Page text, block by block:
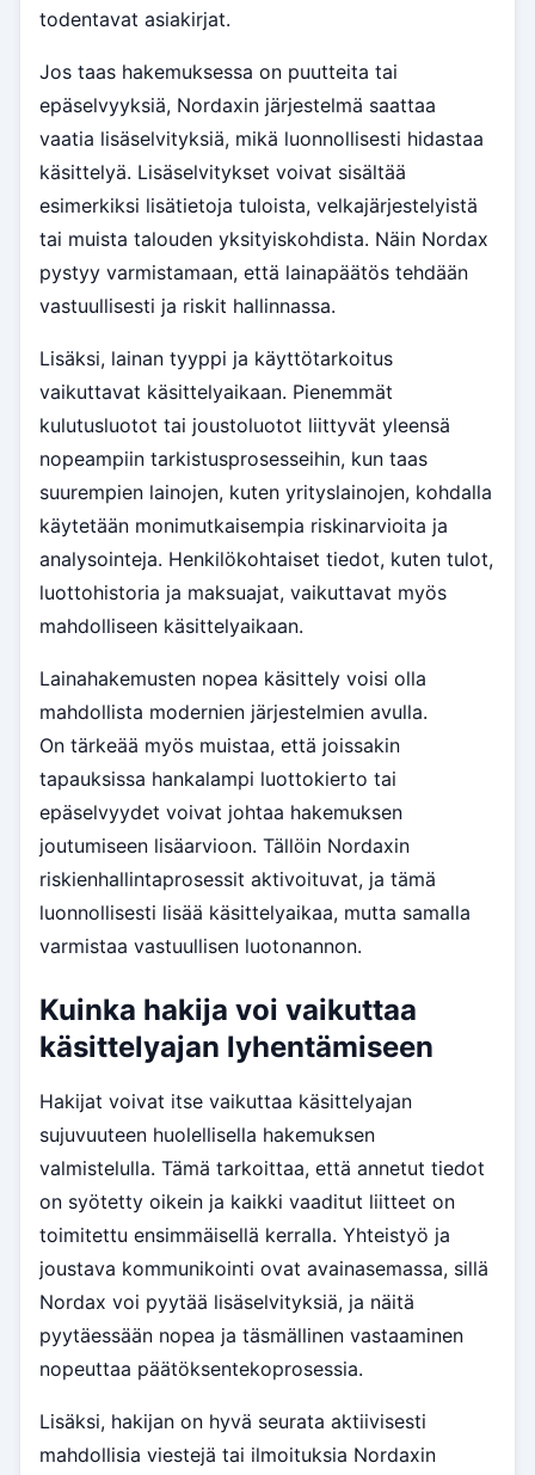
todentavat asiakirjat.
Jos taas hakemuksessa on puutteita tai
epäselvyyksiä, Nordaxin järjestelmä saattaa
vaatia lisäselvityksiä, mikä luonnollisesti hidastaa
käsittelyä. Lisäselvitykset voivat sisältää
esimerkiksi lisätietoja tuloista, velkajärjestelyistä
tai muista talouden yksityiskohdista. Näin Nordax
pystyy varmistamaan, että lainapäätös tehdään
vastuullisesti ja riskit hallinnassa.
Lisäksi, lainan tyyppi ja käyttötarkoitus
vaikuttavat käsittelyaikaan. Pienemmät
kulutusluotot tai joustoluotot liittyvät yleensä
nopeampiin tarkistusprosesseihin, kun taas
suurempien lainojen, kuten yrityslainojen, kohdalla
käytetään monimutkaisempia riskinarvioita ja
analysointeja. Henkilökohtaiset tiedot, kuten tulot,
luottohistoria ja maksuajat, vaikuttavat myös
mahdolliseen käsittelyaikaan.
Lainahakemusten nopea käsittely voisi olla
mahdollista modernien järjestelmien avulla.
On tärkeää myös muistaa, että joissakin
tapauksissa hankalampi luottokierto tai
epäselvyydet voivat johtaa hakemuksen
joutumiseen lisäarvioon. Tällöin Nordaxin
riskienhallintaprosessit aktivoituvat, ja tämä
luonnollisesti lisää käsittelyaikaa, mutta samalla
varmistaa vastuullisen luotonannon.
Kuinka hakija voi vaikuttaa
käsittelyajan lyhentämiseen
Hakijat voivat itse vaikuttaa käsittelyajan
sujuvuuteen huolellisella hakemuksen
valmistelulla. Tämä tarkoittaa, että annetut tiedot
on syötetty oikein ja kaikki vaaditut liitteet on
toimitettu ensimmäisellä kerralla. Yhteistyö ja
joustava kommunikointi ovat avainasemassa, sillä
Nordax voi pyytää lisäselvityksiä, ja näitä
pyytäessään nopea ja täsmällinen vastaaminen
nopeuttaa päätöksentekoprosessia.
Lisäksi, hakijan on hyvä seurata aktiivisesti
mahdollisia viestejä tai ilmoituksia Nordaxin